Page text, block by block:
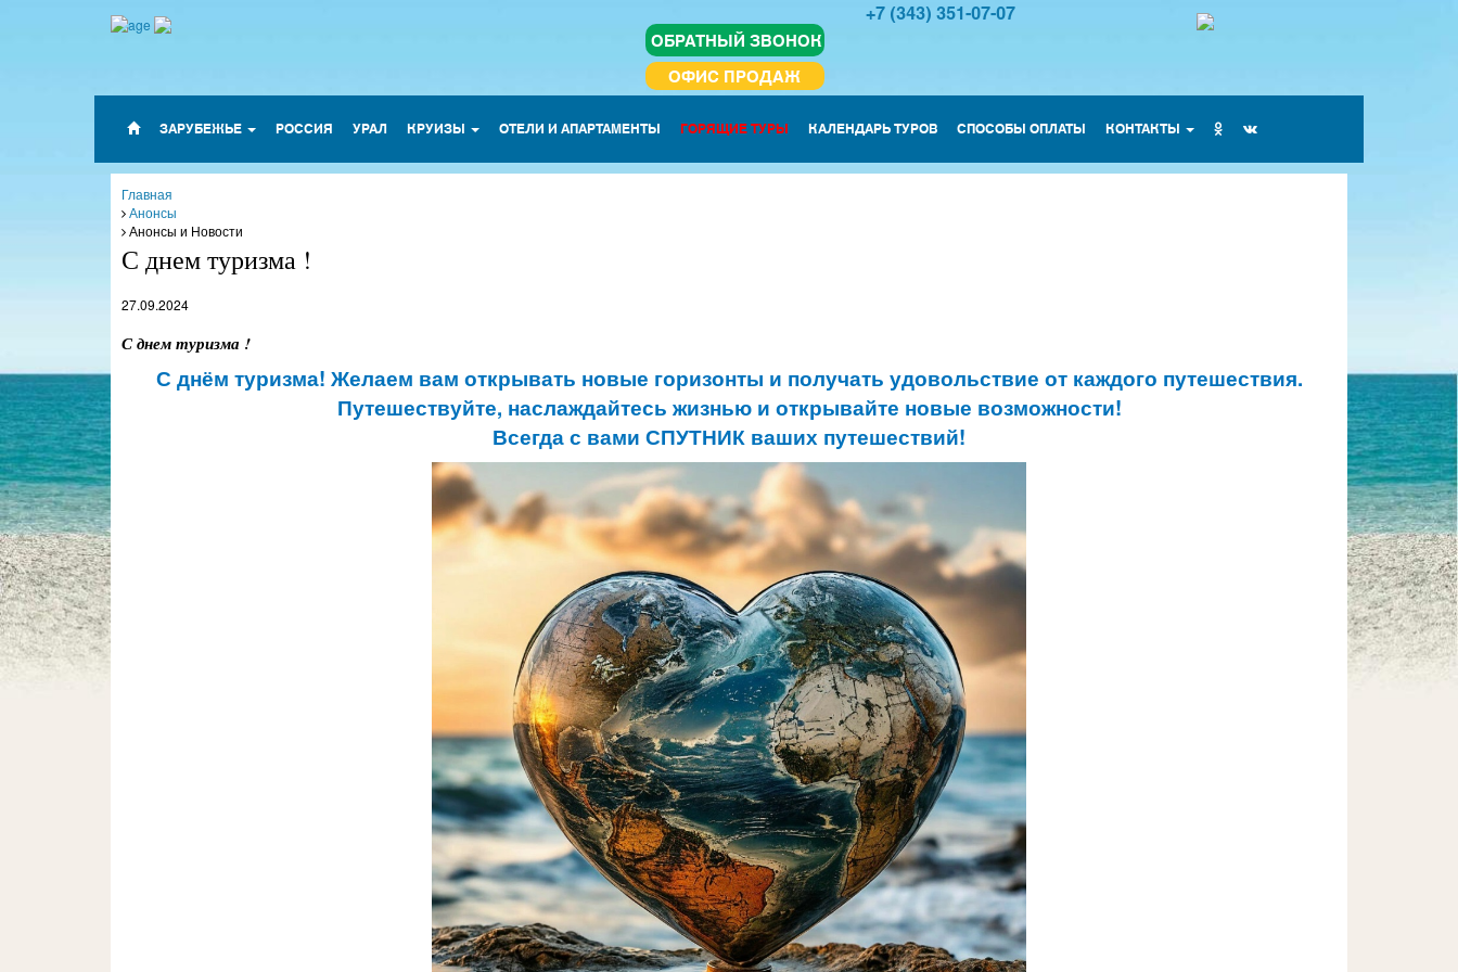
ОБРАТНЫЙ ЗВОНОК
ОФИС ПРОДАЖ
+7 (343) 351-07-07
ЗАРУБЕЖЬЕ РОССИЯ УРАЛ КРУИЗЫ ОТЕЛИ И АПАРТАМЕНТЫ ГОРЯЩИЕ ТУРЫ КАЛЕНДАРЬ ТУРОВ СПОСОБЫ ОПЛАТЫ КОНТАКТЫ
Главная
Анонсы
Анонсы и Новости
С днем туризма !
27.09.2024
С днем туризма !
С днём туризма! Желаем вам открывать новые горизонты и получать удовольствие от каждого путешествия.
Путешествуйте, наслаждайтесь жизнью и открывайте новые возможности!
Всегда с вами СПУТНИК ваших путешествий!